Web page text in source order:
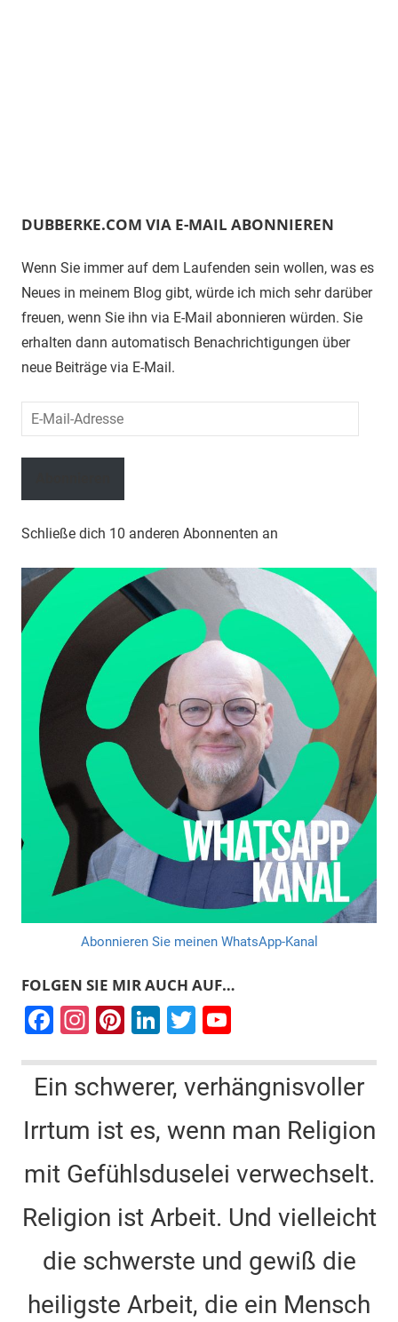
DUBBERKE.COM VIA E-MAIL ABONNIEREN
Wenn Sie immer auf dem Laufenden sein wollen, was es
Neues in meinem Blog gibt, würde ich mich sehr darüber
freuen, wenn Sie ihn via E-Mail abonnieren würden. Sie
erhalten dann automatisch Benachrichtigungen über
neue Beiträge via E-Mail.
Mail-
Adresse
Schließe dich 10 anderen Abonnenten an
Abonnieren Sie meinen WhatsApp-Kanal
FOLGEN SIE MIR AUCH AUF…
F
c
e
b
o
o
k
In
a
gr
a
m
Pi
er
e
st
Li
k
e
dI
n
T
tt
er
u
T
u
b
e
C
h
a
n
Ein schwerer, verhängnisvoller
Irrtum ist es, wenn man Religion
mit Gefühlsduselei verwechselt.
Religion ist Arbeit. Und vielleicht
die schwerste und gewiß die
heiligste Arbeit, die ein Mensch